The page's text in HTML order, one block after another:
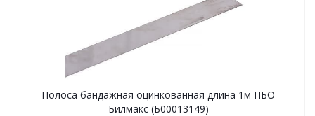
Полоса бандажная оцинкованная длина 1м ПБО
Билмакс (Б00013149)